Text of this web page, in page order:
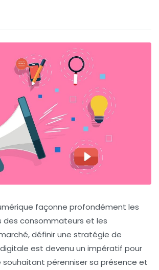
façonne profondément les
consommateurs et les
définir une stratégie de
est devenu un impératif pour
pérenniser sa présence et